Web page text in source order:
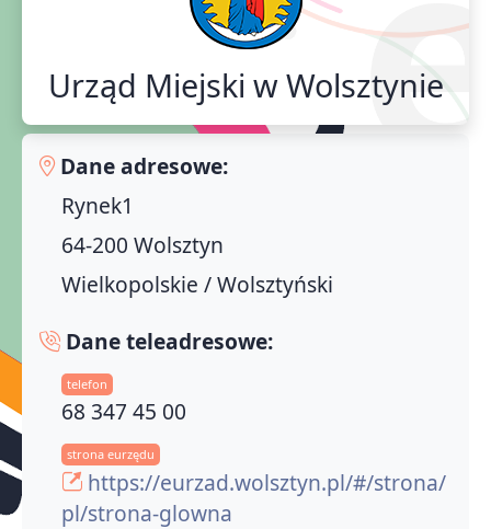
Urząd Miejski w Wolsztynie
Dane adresowe:
Rynek1
64-200 Wolsztyn
Wielkopolskie / Wolsztyński
Dane teleadresowe:
telefon
68 347 45 00
strona eurzędu
https://eurzad.wolsztyn.pl/#/strona/
pl/strona-glowna